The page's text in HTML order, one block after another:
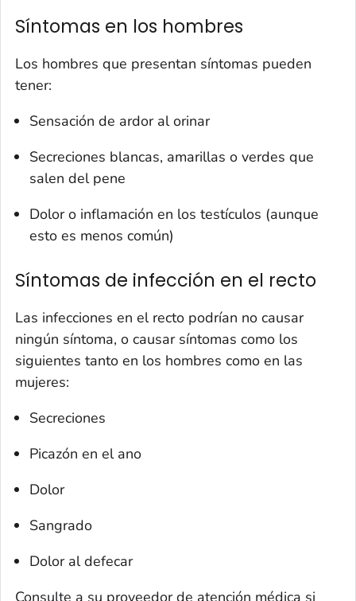
Síntomas en los hombres
Los hombres que presentan síntomas pueden
tener:
Sensación de ardor al orinar
Secreciones blancas, amarillas o verdes que
salen del pene
Dolor o inflamación en los testículos (aunque
esto es menos común)
Síntomas de infección en el recto
Las infecciones en el recto podrían no causar
ningún síntoma, o causar síntomas como los
siguientes tanto en los hombres como en las
mujeres:
Secreciones
Picazón en el ano
Dolor
Sangrado
Dolor al defecar
Consulte a su proveedor de atención médica si